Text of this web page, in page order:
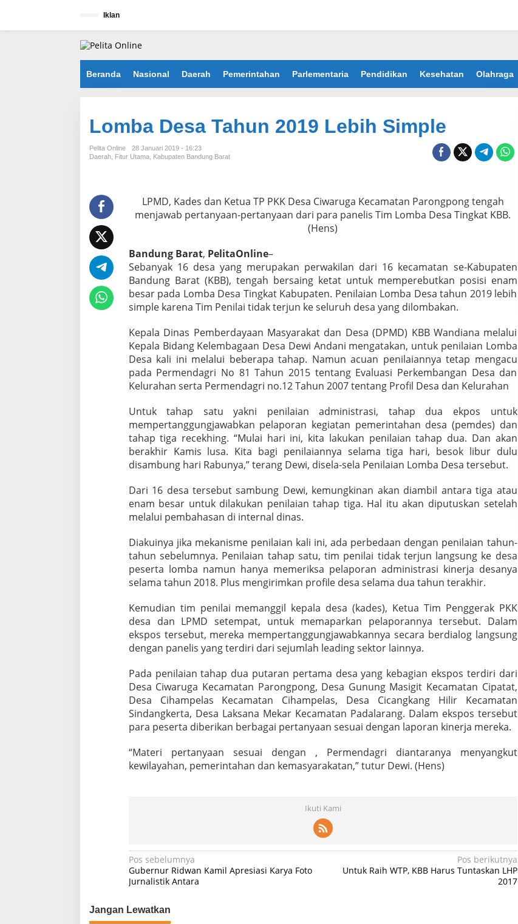
Iklan
Beranda Nasional Daerah Pemerintahan Parlementaria Pendidikan Kesehatan Olahraga
Lomba Desa Tahun 2019 Lebih Simple
Pelita Online
28 Januari 2019 - 16:23
Daerah
Fitur Utama Kabupaten Bandung Barat
LPMD, Kades dan Ketua TP PKK Desa Ciwaruga Kecamatan Parongpong tengah
menjawab pertanyaan-pertanyaan dari para panelis Tim Lomba Desa Tingkat KBB.
(Hens)
Bandung Barat, PelitaOnline–
Sebanyak 16 desa yang merupakan perwakilan dari 16 kecamatan se-Kabupaten
Bandung Barat (KBB), tengah bersaing ketat untuk memperebutkan posisi enam
besar pada Lomba Desa Tingkat Kabupaten. Penilaian Lomba Desa tahun 2019 lebih
simple karena Tim Penilai tidak terjun ke seluruh desa yang dilombakan.
Kepala Dinas Pemberdayaan Masyarakat dan Desa (DPMD) KBB Wandiana melalui
Kepala Bidang Kelembagaan Desa Dewi Andani mengatakan, untuk penilaian Lomba
Desa kali ini melalui beberapa tahap. Namun acuan penilaiannya tetap mengacu
pada Permendagri No 81 Tahun 2015 tentang Evaluasi Perkembangan Desa dan
Kelurahan serta Permendagri no.12 Tahun 2007 tentang Profil Desa dan Kelurahan
Untuk tahap satu yakni penilaian administrasi, tahap dua ekpos untuk
mempertanggungjawabkan pelaporan kegiatan pemerintahan desa (pemdes) dan
tahap tiga recekhing. “Mulai hari ini, kita lakukan penilaian tahap dua. Dan akan
berakhir Kamis lusa. Kita bagi penilaiannya selama tiga hari, besok libur dulu
disambung hari Rabunya,” terang Dewi, disela-sela Penilaian Lomba Desa tersebut.
Dari 16 desa tersebut sambung Dewi, kemungkinan akan diambil antara tiga atau
enam besar untuk dilakukan penilaian tahap tiga. Hal itu akan diputuskan setelah
melalui pembahasan di internal dinas.
Diakuinya jika mekanisme penilaian kali ini, ada perbedaan dengan penilaian tahun-
tahun sebelumnya. Penilaian tahap satu, tim penilai tidak terjun langsung ke desa
peserta lomba namun hanya memeriksa pelaporan administrasi kinerja desanya
selama tahun 2018. Plus mengirimkan profile desa selama dua tahun terakhir.
Kemudian tim penilai memanggil kepala desa (kades), Ketua Tim Penggerak PKK
desa dan LPMD setempat, untuk memaparkan pelaporannya tersebut. Dalam
ekspos tersebut, mereka mempertanggungjawabkannya secara berdialog langsung
dengan panelis yang terdiri dari sejumlah leading sektor lainnya.
Pada penilaian tahap dua putaran pertama desa yang kebagian ekspos terdiri dari
Desa Ciwaruga Kecamatan Parongpong, Desa Gunung Masigit Kecamatan Cipatat,
Desa Cihampelas Kecamatan Cihampelas, Desa Cicangkang Hilir Kecamatan
Sindangkerta, Desa Laksana Mekar Kecamatan Padalarang. Dalam ekspos tersebut
para peserta diberikan berbagai pertanyaan sesuai dengan laporan kinerja mereka.
“Materi pertanyaan sesuai dengan , Permendagri diantaranya menyangkut
kewilayahan, pemerintahan dan kemasyarakatan,” tutur Dewi. (Hens)
Ikuti Kami
N
a
i
Pos sebelumnya
Gubernur Ridwan Kamil Apresiasi Karya Foto
Jurnalistik Antara
Pos berikutnya
Untuk Raih WTP, KBB Harus Tuntaskan LHP
2017
Jangan Lewatkan